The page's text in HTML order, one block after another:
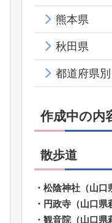
熊本県
秋田県
都道府県
作成中の内
散歩道
・松陰神社（山口
・円政寺（山口県
・観音院（山口県